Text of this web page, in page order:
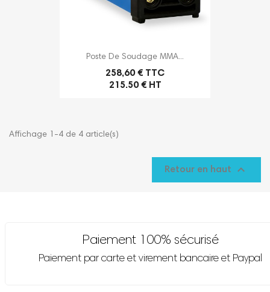
Poste De Soudage MMA...
258,60 € TTC
215.50 € HT
Affichage 1-4 de 4 article(s)
Retour en haut 
Paiement 100% sécurisé
Paiement par carte et virement bancaire et Paypal